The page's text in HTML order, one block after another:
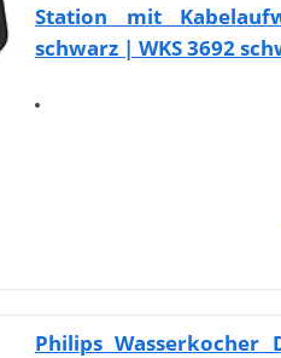
Station mit
schwarz | WKS 3692
Philips Wasserkocher